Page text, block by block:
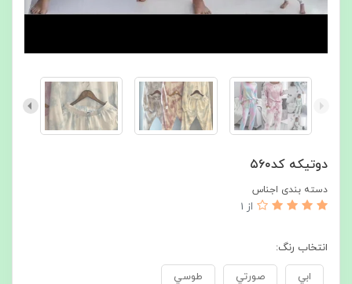
دوتيكه كد٥٦٠
دسته بندی اجناس
از 1
انتخاب رنگ:
ابي صورتي طوسي